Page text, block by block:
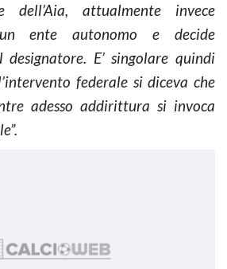
attualmente invece
ente autonomo e decide
E’ singolare quindi
federale si diceva che
adesso addirittura si invoca